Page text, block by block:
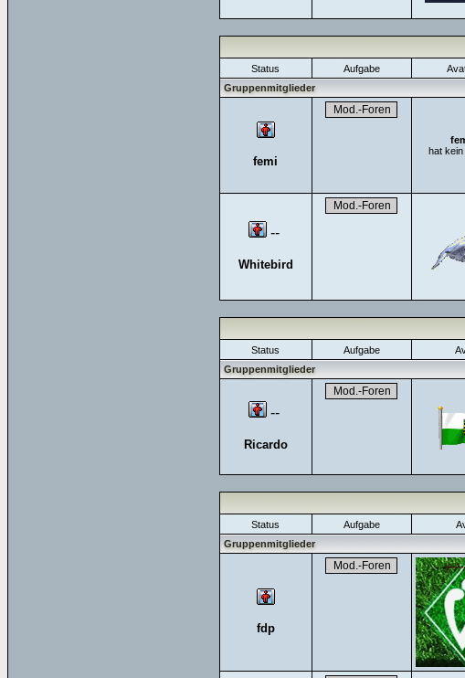
Status Aufgabe
Gruppenmitglieder
femi
hat kein
--
Whitebird
Status Aufgabe
Gruppenmitglieder
--
Ricardo
Status Aufgabe
Gruppenmitglieder
fdp